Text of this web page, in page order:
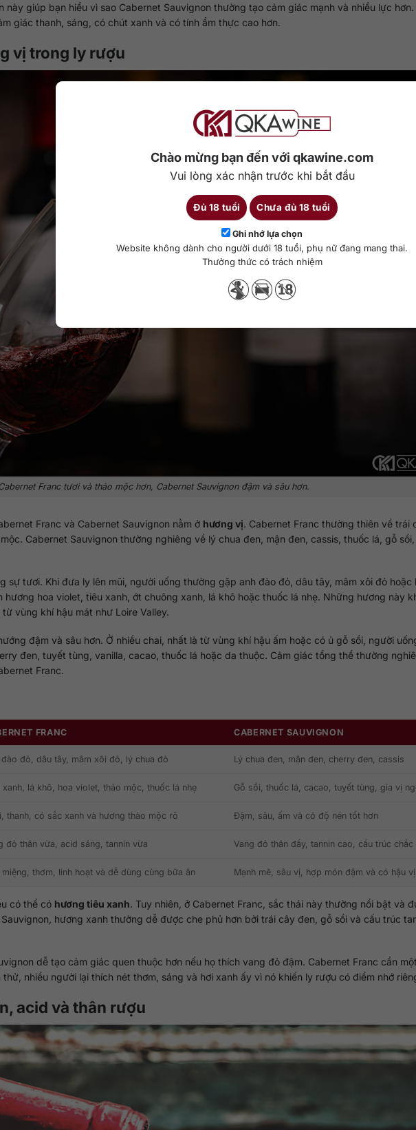
Chào mừng bạn đến với qkawine.com
Vui lòng xác nhận trước khi bắt đầu
Đủ 18 tuổi Chưa đủ 18 tuổi
Ghi nhớ lựa chọn
Website không dành cho người dưới 18 tuổi, phụ nữ đang mang thai.
Thưởng thức có trách nhiệm
giúp bạn hiểu vì sao Cabernet Sauvignon thường tạo cảm giác mạnh và nhiều lực hơn.
giác thanh, sáng, có chút xanh và có tính ẩm thực cao hơn.
vị trong ly rượu
Cabernet Franc tươi và thảo mộc hơn, Cabernet Sauvignon đậm và sâu hơn.
Franc và Cabernet Sauvignon nằm ở hương vị. Cabernet Franc thường thiên về trái
Cabernet Sauvignon thường nghiêng về lý chua đen, mận đen, cassis, thuốc lá, gỗ sồi,
sự tươi. Khi đưa ly lên mũi, người uống thường gặp anh đào đỏ, dâu tây, mâm xôi đỏ hoặc
hương hoa violet, tiêu xanh, ớt chuông xanh, lá khô hoặc thuốc lá nhẹ. Những hương này
vùng khí hậu mát như Loire Valley.
đậm và sâu hơn. Ở nhiều chai, nhất là từ vùng khí hậu ấm hoặc có ủ gỗ sồi, người
đen, tuyết tùng, vanilla, cacao, thuốc lá hoặc da thuộc. Cảm giác tổng thể thường
Franc.
FRANC CABERNET SAUVIGNON
đào đỏ, dâu tây, mâm xôi đỏ, lý chua đỏ Lý chua đen, mận đen, cherry đen, cassis
xanh, lá khô, hoa violet, thảo mộc, thuốc lá nhẹ Gỗ sồi, thuốc lá, cacao, tuyết tùng, gia vị
thanh, có sắc xanh và hương thảo mộc rõ Đậm, sâu, ấm và có độ nén tốt hơn
đỏ thân vừa, acid sáng, tannin vừa Vang đỏ thân đầy, tannin cao, cấu trúc chắc
miệng, thơm, linh hoạt và dễ dùng cùng bữa ăn Mạnh mẽ, sâu vị, hợp món đậm và có hậu
có thể có hương tiêu xanh. Tuy nhiên, ở Cabernet Franc, sắc thái này thường nổi bật và
hương xanh thường dễ được che phủ hơn bởi trái cây đen, gỗ sồi và cấu trúc
dễ tạo cảm giác quen thuộc hơn nếu họ thích vang đỏ đậm. Cabernet Franc cần
nhiều người lại thích nét thơm, sáng và hơi xanh ấy vì nó khiến ly rượu có điểm nhớ
acid và thân rượu